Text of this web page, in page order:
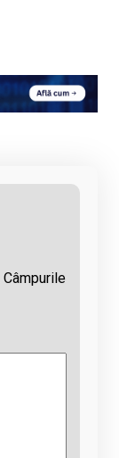
Câmpurile